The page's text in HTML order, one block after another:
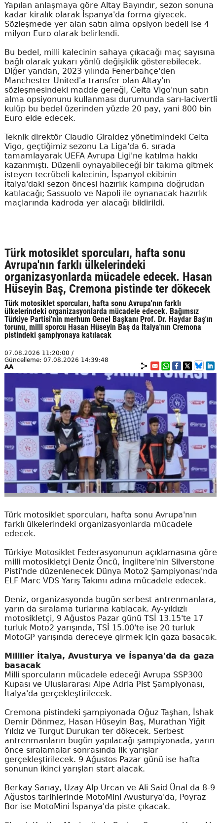
Yapılan anlaşmaya göre Altay Bayındır, sezon sonuna
kadar kiralık olarak İspanya'da forma giyecek.
Sözleşmede yer alan satın alma opsiyon bedeli ise 4
milyon Euro olarak belirlendi.
Bu bedel, milli kalecinin sahaya çıkacağı maç sayısına
bağlı olarak yukarı yönlü değişiklik gösterebilecek.
Diğer yandan, 2023 yılında Fenerbahçe'den
Manchester United'a transfer olan Altay'ın
sözleşmesindeki madde gereği, Celta Vigo'nun satın
alma opsiyonunu kullanması durumunda sarı-lacivertli
kulüp bu bedel üzerinden yüzde 20 pay, yani 800 bin
Euro elde edecek.
Teknik direktör Claudio Giraldez yönetimindeki Celta
Vigo, geçtiğimiz sezonu La Liga'da 6. sırada
tamamlayarak UEFA Avrupa Ligi'ne katılma hakkı
kazanmıştı. Düzenli oynayabileceği bir takıma gitmek
isteyen tecrübeli kalecinin, İspanyol ekibinin
İtalya'daki sezon öncesi hazırlık kampına doğrudan
katılacağı; Sassuolo ve Napoli ile oynanacak hazırlık
maçlarında kadroda yer alacağı bildirildi.
Türk motosiklet sporcuları, hafta sonu
Avrupa'nın farklı ülkelerindeki
organizasyonlarda mücadele edecek. Hasan
Hüseyin Baş, Cremona pistinde ter dökecek
Türk motosiklet sporcuları, hafta sonu Avrupa'nın farklı
ülkelerindeki organizasyonlarda mücadele edecek. Bağımsız
Türkiye Partisi'nin merhum Genel Başkanı Prof. Dr. Haydar Baş'ın
torunu, milli sporcu Hasan Hüseyin Baş da İtalya'nın Cremona
pistindeki şampiyonaya katılacak
07.08.2026 11:20:00 /
Güncelleme: 07.08.2026 14:39:48
AA
Türk motosiklet sporcuları, hafta sonu Avrupa'nın
farklı ülkelerindeki organizasyonlarda mücadele
edecek.
Türkiye Motosiklet Federasyonunun açıklamasına göre
milli motosikletçi Deniz Öncü, İngiltere'nin Silverstone
Pisti'nde düzenlenecek Dünya Moto2 Şampiyonası'nda
ELF Marc VDS Yarış Takımı adına mücadele edecek.
Deniz, organizasyonda bugün serbest antrenmanlara,
yarın da sıralama turlarına katılacak. Ay-yıldızlı
motosikletçi, 9 Ağustos Pazar günü TSİ 13.15'te 17
turluk Moto2 yarışında, TSİ 15.00'te ise 20 turluk
MotoGP yarışında dereceye girmek için gaza basacak.
Milliler İtalya, Avusturya ve İspanya'da da gaza
basacak
Milli sporcuların mücadele edeceği Avrupa SSP300
Kupası ve Uluslararası Alpe Adria Pist Şampiyonası,
İtalya'da gerçekleştirilecek.
Cremona pistindeki şampiyonada Oğuz Taşhan, İshak
Demir Dönmez, Hasan Hüseyin Baş, Murathan Yiğit
Yıldız ve Turgut Durukan ter dökecek. Serbest
antrenmanların bugün yapılacağı şampiyonada, yarın
önce sıralamalar sonrasında ilk yarışlar
gerçekleştirilecek. 9 Ağustos Pazar günü ise hafta
sonunun ikinci yarışları start alacak.
Berkay Sarıay, Uzay Alp Urcan ve Ali Said Ünal da 8-9
Ağustos tarihlerinde MotoMini Avusturya'da, Poyraz
Bor ise MotoMini İspanya'da piste çıkacak.